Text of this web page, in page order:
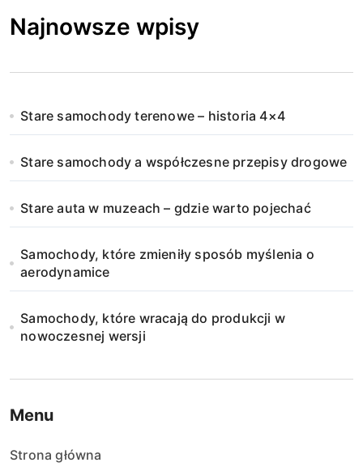
Najnowsze wpisy
Stare samochody terenowe – historia 4×4
Stare samochody a współczesne przepisy drogowe
Stare auta w muzeach – gdzie warto pojechać
Samochody, które zmieniły sposób myślenia o
aerodynamice
Samochody, które wracają do produkcji w
nowoczesnej wersji
Menu
Strona główna